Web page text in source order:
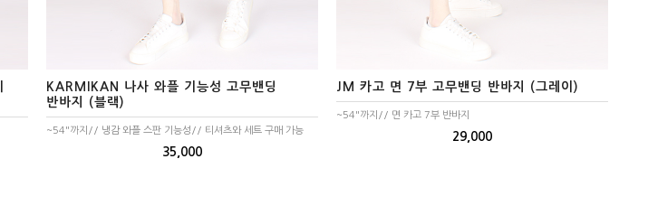
KARMIKAN 나사 와플 기능성 고무밴딩
반바지 (블랙)
~54"까지// 냉감 와플 스판 기능성// 티셔츠와 세트 구매 가능
35,000
JM 카고 면 7부 고무밴딩 반바지 (그레이)
~54"까지// 면 카고 7부 반바지
29,000